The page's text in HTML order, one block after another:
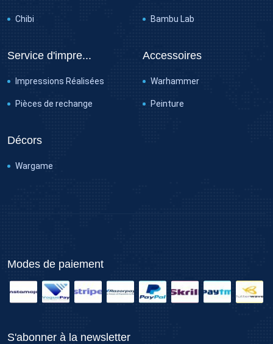
Chibi Bambu Lab
Service d'impre...
Impressions Réalisées
Pièces de rechange
Accessoires
Warhammer
Peinture
Décors
Wargame
Modes de paiement
S'abonner à la newsletter